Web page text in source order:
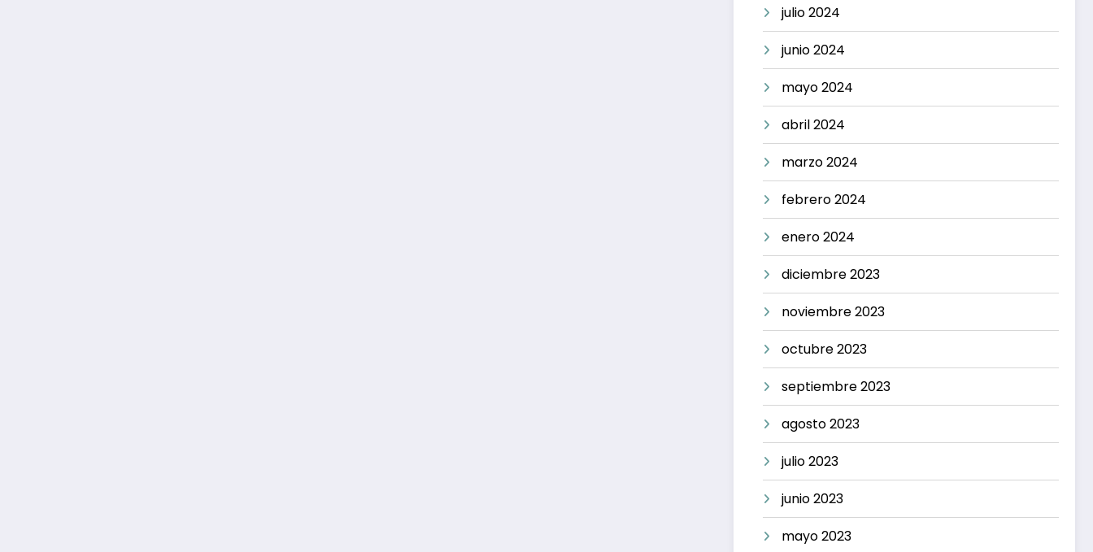
julio 2024
junio 2024
mayo 2024
abril 2024
marzo 2024
febrero 2024
enero 2024
diciembre 2023
noviembre 2023
octubre 2023
septiembre 2023
agosto 2023
julio 2023
junio 2023
mayo 2023